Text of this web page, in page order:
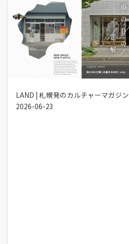
LAND | 札幌発のカルチャーマガジン
2026-06-23